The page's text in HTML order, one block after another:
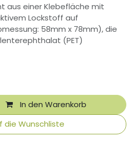
aus einer Klebefläche mit
Lockstoff auf
58mm x 78mm), die
(PET)
In den Warenkorb
die Wunschliste